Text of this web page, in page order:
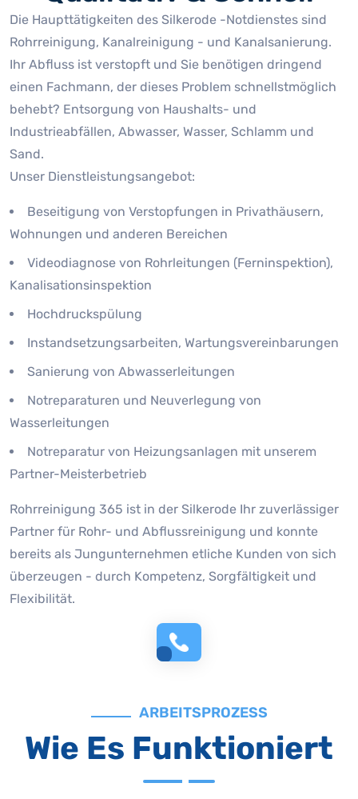
Die Haupttätigkeiten des Silkerode -Notdienstes sind
Rohrreinigung, Kanalreinigung - und Kanalsanierung.
Ihr Abfluss ist verstopft und Sie benötigen dringend
einen Fachmann, der dieses Problem schnellstmöglich
behebt? Entsorgung von Haushalts- und
Industrieabfällen, Abwasser, Wasser, Schlamm und
Sand.
Unser Dienstleistungsangebot:
Beseitigung von Verstopfungen in Privathäusern,
Wohnungen und anderen Bereichen
Videodiagnose von Rohrleitungen (Ferninspektion),
Kanalisationsinspektion
Hochdruckspülung
Instandsetzungsarbeiten, Wartungsvereinbarungen
Sanierung von Abwasserleitungen
Notreparaturen und Neuverlegung von
Wasserleitungen
Notreparatur von Heizungsanlagen mit unserem
Partner-Meisterbetrieb
Rohrreinigung 365 ist in der Silkerode Ihr zuverlässiger
Partner für Rohr- und Abflussreinigung und konnte
bereits als Jungunternehmen etliche Kunden von sich
überzeugen - durch Kompetenz, Sorgfältigkeit und
Flexibilität.
ARBEITSPROZESS
Wie Es Funktioniert